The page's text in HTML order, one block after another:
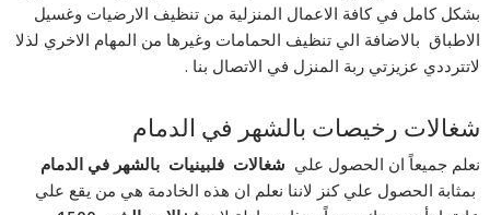
بشكل كامل في كافة الاعمال المنزلية من تنظيف الارضيات وغسيل
الاطباق بالاضافة الي تنظيف الحمامات وغيرها من المهام الاخري لذلا
لاتترددي عزيزتي ربة المنزل في الاتصال بنا .
شغالات رخيصات بالشهر في الدمام
نعلم جميعاً ان الحصول علي شغالات فلبينيات بالشهر في الدمام
بمثابة الحصول علي كنز لاننا نعلم ان هذه الخادمة هي من يقع علي